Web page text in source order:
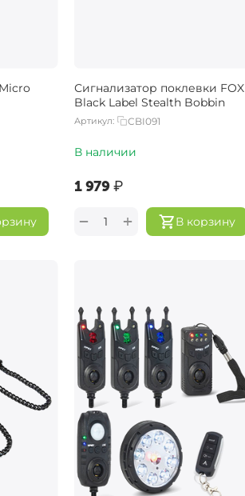
Сигнализатор поклевки FOX
Black Label Stealth Bobbin
Артикул: CBI091
В наличии
‍1 979‍₽
В корзину
+
−